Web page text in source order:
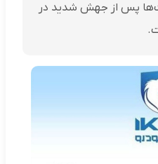
پس از جهش شدید در